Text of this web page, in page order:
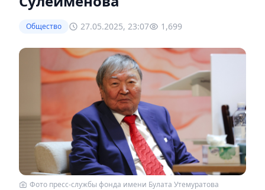
Общество 27.05.2025, 23:07 1,699
Фото пресс-службы фонда имени Булата Утемуратова